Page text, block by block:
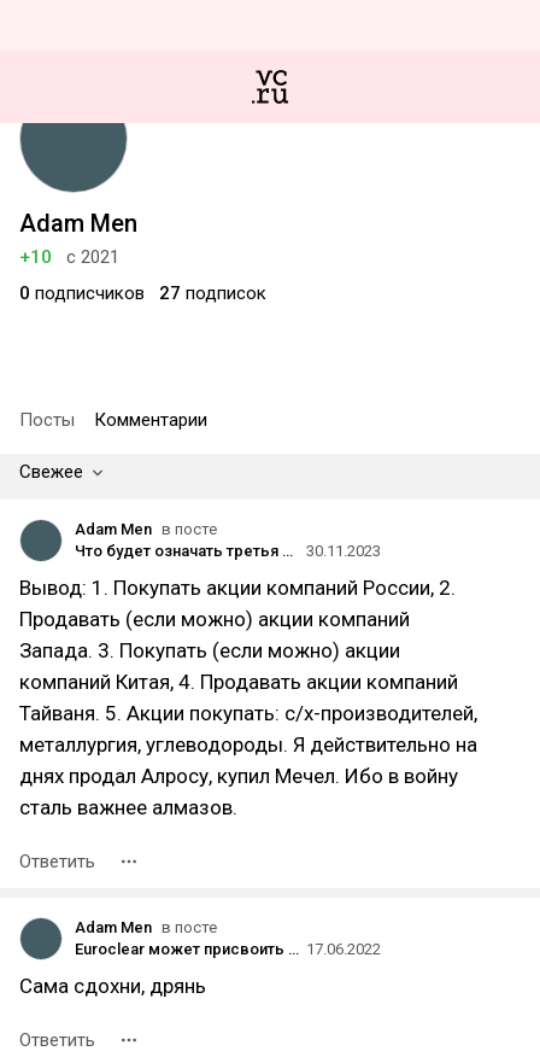
Adam Men
+10
с 2021
0 подписчиков 27 подписок
Посты Комментарии
Свежее
Adam Men в посте
Что будет означать третья мировая война для инвесторов. The Economist
30.11.2023
Вывод: 1. Покупать акции компаний России, 2.
Продавать (если можно) акции компаний
Запада. 3. Покупать (если можно) акции
компаний Китая, 4. Продавать акции компаний
Тайваня. 5. Акции покупать: с/х-производителей,
металлургия, углеводороды. Я действительно на
днях продал Алросу, купил Мечел. Ибо в войну
сталь важнее алмазов.
Ответить
Adam Men в посте
Euroclear может присвоить выплаты в пользу российских резидентов: дивиденды и купоны отменяются? 17.06.2022
Сама сдохни, дрянь
Ответить